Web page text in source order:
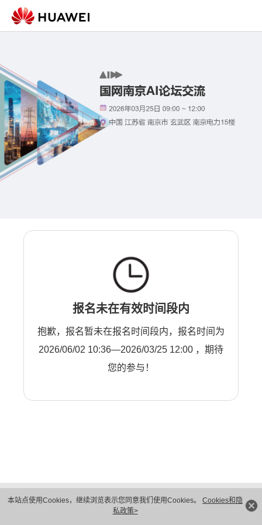
本站点使用Cookies，继续浏览表示您同意我们使用Cookies。 Cookies和隐
私政策>
报名未在有效时间段内
抱歉，报名暂未在报名时间段内，报名时间为
2026/06/02 10:36—2026/03/25 12:00 ，期待
您的参与！
隐私保护
法律声明